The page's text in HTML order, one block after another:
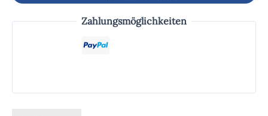
Zahlungsmöglichkeiten